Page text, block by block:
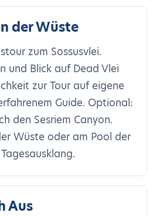
der Wüste
zum Sossusvlei.
und Blick auf Dead Vlei
zur Tour auf eigene
Guide. Optional:
den Sesriem Canyon.
Wüste oder am Pool der
Aus